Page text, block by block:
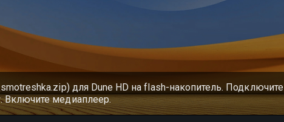
для Dune HD на flash-накопитель. Подключите
Включите медиаплеер.